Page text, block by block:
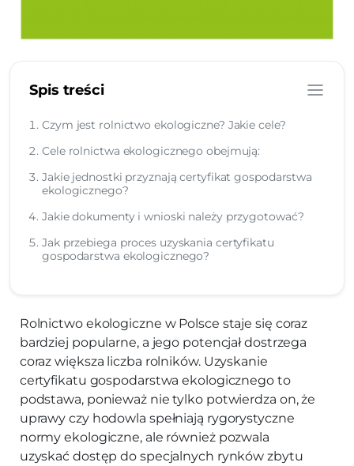
Spis treści
Czym jest rolnictwo ekologiczne? Jakie cele?
Cele rolnictwa ekologicznego obejmują:
Jakie jednostki przyznają certyfikat gospodarstwa
ekologicznego?
Jakie dokumenty i wnioski należy przygotować?
Jak przebiega proces uzyskania certyfikatu
gospodarstwa ekologicznego?
Rolnictwo ekologiczne w Polsce staje się coraz
bardziej popularne, a jego potencjał dostrzega
coraz większa liczba rolników. Uzyskanie
certyfikatu gospodarstwa ekologicznego to
podstawa, ponieważ nie tylko potwierdza on, że
uprawy czy hodowla spełniają rygorystyczne
normy ekologiczne, ale również pozwala
uzyskać dostęp do specjalnych rynków zbytu